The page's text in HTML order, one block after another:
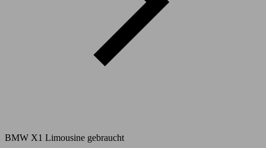
BMW X1 Limousine gebraucht